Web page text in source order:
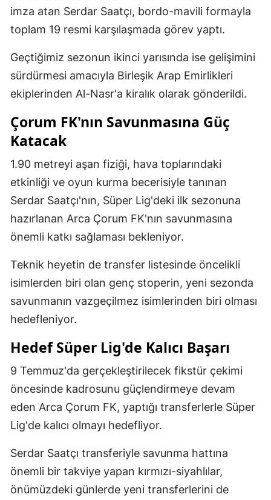
imza atan Serdar Saatçı, bordo-mavili formayla
toplam 19 resmi karşılaşmada görev yaptı.
Geçtiğimiz sezonun ikinci yarısında ise gelişimini
sürdürmesi amacıyla Birleşik Arap Emirlikleri
ekiplerinden Al-Nasr'a kiralık olarak gönderildi.
Çorum FK'nın Savunmasına Güç
Katacak
1.90 metreyi aşan fiziği, hava toplarındaki
etkinliği ve oyun kurma becerisiyle tanınan
Serdar Saatçı'nın, Süper Lig'deki ilk sezonuna
hazırlanan Arca Çorum FK'nın savunmasına
önemli katkı sağlaması bekleniyor.
Teknik heyetin de transfer listesinde öncelikli
isimlerden biri olan genç stoperin, yeni sezonda
savunmanın vazgeçilmez isimlerinden biri olması
hedefleniyor.
Hedef Süper Lig'de Kalıcı Başarı
9 Temmuz'da gerçekleştirilecek fikstür çekimi
öncesinde kadrosunu güçlendirmeye devam
eden Arca Çorum FK, yaptığı transferlerle Süper
Lig'de kalıcı olmayı hedefliyor.
Serdar Saatçı transferiyle savunma hattına
önemli bir takviye yapan kırmızı-siyahlılar,
önümüzdeki günlerde yeni transferlerini de